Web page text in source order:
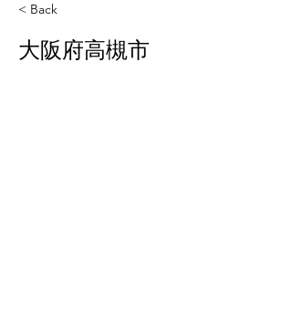
< Back
大阪府高槻市